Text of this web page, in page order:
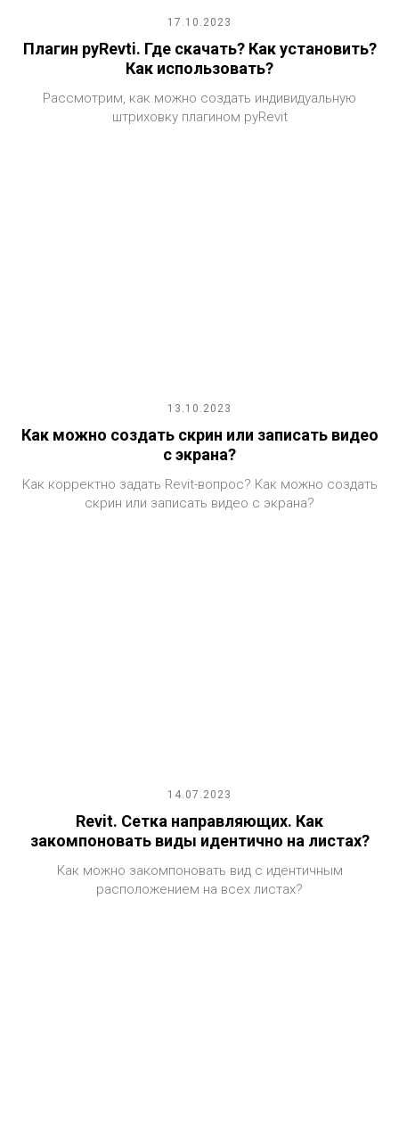
17.10.2023
Плагин pyRevti. Где скачать? Как установить?
Как использовать?
Рассмотрим, как можно создать индивидуальную
штриховку плагином pyRevit
13.10.2023
Как можно создать скрин или записать видео
с экрана?
Как корректно задать Revit-вопрос? Как можно создать
скрин или записать видео с экрана?
14.07.2023
Revit. Сетка направляющих. Как
закомпоновать виды идентично на листах?
Как можно закомпоновать вид с идентичным
расположением на всех листах?